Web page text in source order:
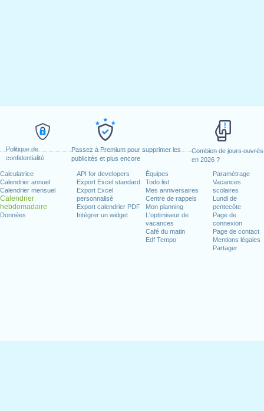
Politique de
confidentialité
Passez à Premium pour supprimer les
publicités et plus encore
Combien de jours ouvrés
en 2026 ?
Calculatrice
Calendrier annuel
Calendrier mensuel
Calendrier
hebdomadaire
Données
API for developers
Export Excel standard
Export Excel
personnalisé
Export calendrier PDF
Intégrer un widget
Équipes
Todo list
Mes anniversaires
Centre de rappels
Mon planning
L'optimiseur de
vacances
Café du matin
Edf Tempo
Paramétrage
Vacances
scolaires
Lundi de
pentecôte
Page de
connexion
Page de contact
Mentions légales
Partager